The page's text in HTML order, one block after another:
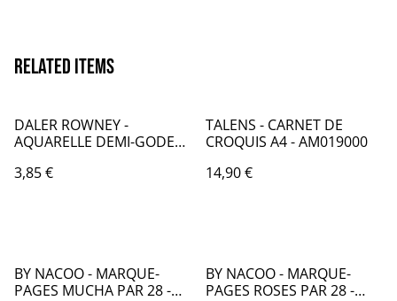
Related items
DALER ROWNEY -
AQUARELLE DEMI-GODETS
CA002110
3,85 €
TALENS - CARNET DE
CROQUIS A4 - AM019000
14,90 €
BY NACOO - MARQUE-
PAGES MUCHA PAR 28 -
BY NACOO - MARQUE-
PAGES ROSES PAR 28 -